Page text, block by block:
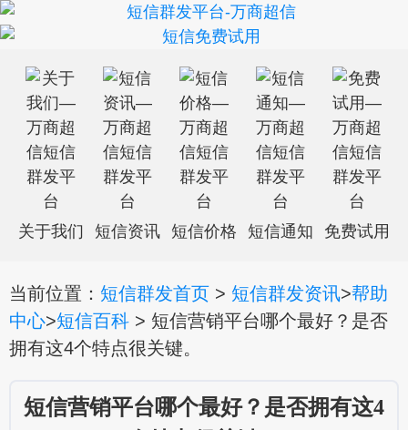
关于我们 短信资讯 短信价格 短信通知 免费试用
当前位置： 短信群发首页 > 短信群发资讯>帮助
中心>短信百科 > 短信营销平台哪个最好？是否
拥有这4个特点很关键。
短信营销平台哪个最好？是否拥有这4